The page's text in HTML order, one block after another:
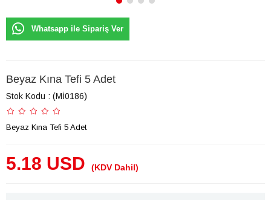
Whatsapp ile Sipariş Ver
Beyaz Kına Tefi 5 Adet
Stok Kodu (Mİ0186)
Beyaz Kına Tefi 5 Adet
5.18 USD (KDV Dahil)